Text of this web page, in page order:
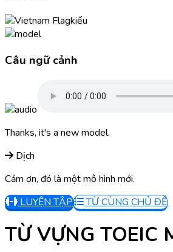
kiểu
Câu ngữ cảnh
Thanks, it's a new model.
Dịch
Cảm ơn, đó là một mô hình mới.
LUYỆN TẬP
TỪ CÙNG CHỦ ĐỀ
TỪ VỰNG TOEIC